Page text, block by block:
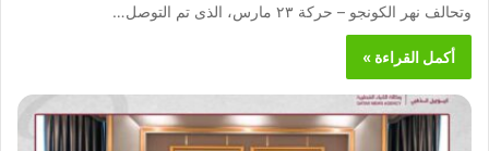
وتحالف نهر الكونجو – حركة ٢٣ مارس، الذى تم التوصل…
أكمل القراءة »